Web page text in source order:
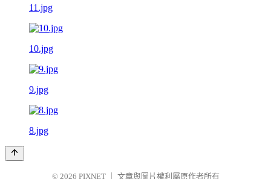
11.jpg
10.jpg
9.jpg
8.jpg
© 2026 PIXNET 文章與圖片權利屬原作者所有